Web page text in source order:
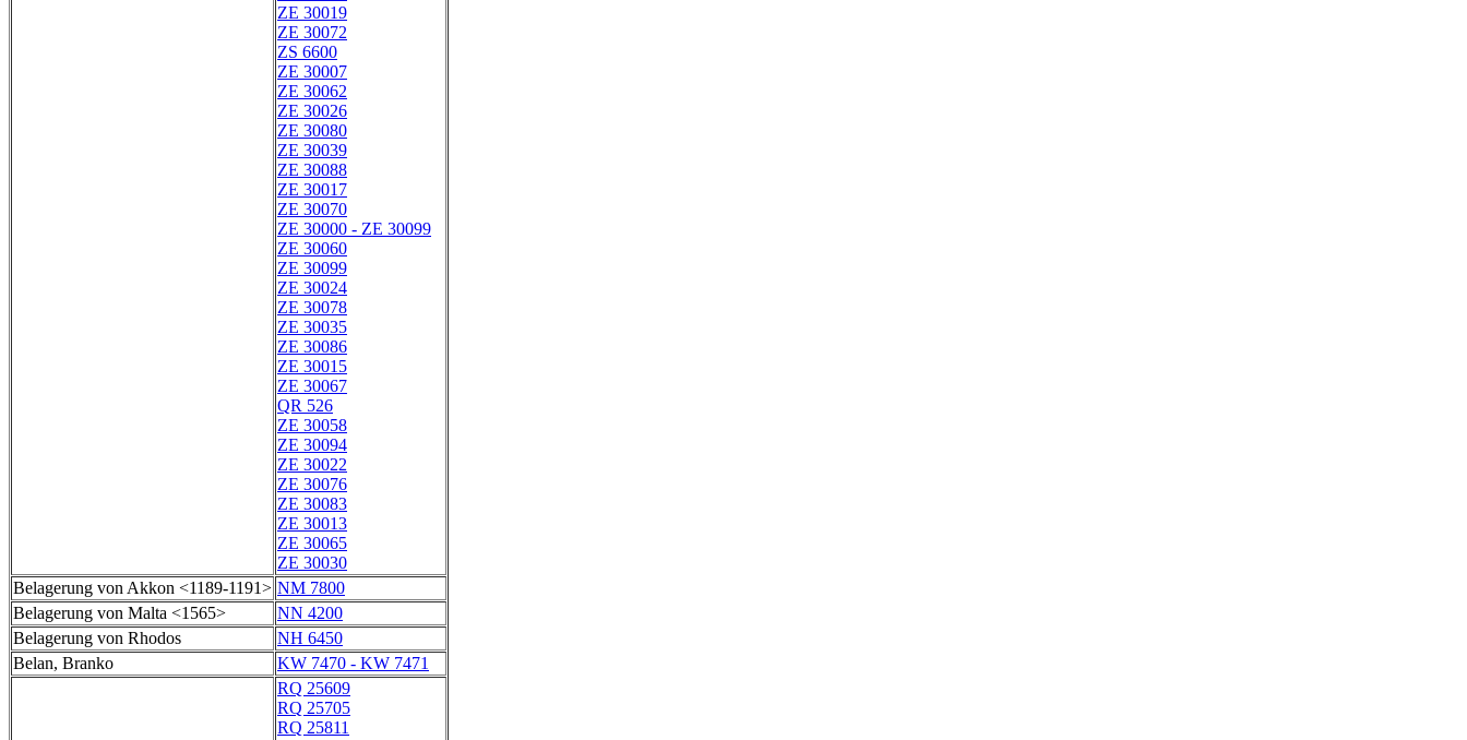
ZE 30019
ZE 30072
ZS 6600
ZE 30007
ZE 30062
ZE 30026
ZE 30080
ZE 30039
ZE 30088
ZE 30017
ZE 30070
ZE 30000 - ZE 30099
ZE 30060
ZE 30099
ZE 30024
ZE 30078
ZE 30035
ZE 30086
ZE 30015
ZE 30067
QR 526
ZE 30058
ZE 30094
ZE 30022
ZE 30076
ZE 30083
ZE 30013
ZE 30065
ZE 30030
Belagerung von Akkon <1189-1191> NM 7800
Belagerung von Malta <1565>
NN 4200
Belagerung von Rhodos
NH 6450
Belan, Branko
KW 7470 - KW 7471
RQ 25609
RQ 25705
RQ 25811